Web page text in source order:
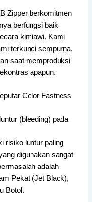
Zipper berkomitmen
berfungsi baik
kimiawi. Kami
terkunci sempurna,
saat memproduksi
apapun.
Color Fastness
(bleeding) pada
risiko luntur paling
digunakan sangat
adalah
Pekat (Jet Black),
Botol.